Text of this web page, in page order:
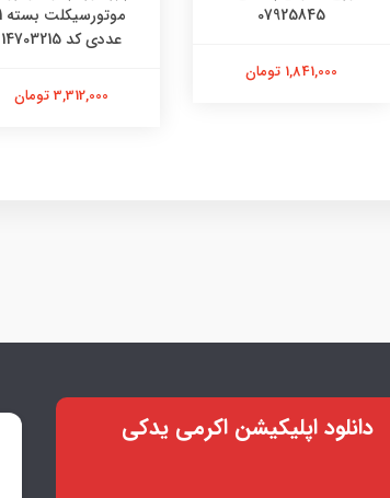
07925845
1,841,000 تومان
موتورسیکلت بسته 1
عددی کد 14703215
3,312,000 تومان
دانلود اپلیکیشن اکرمی یدکی